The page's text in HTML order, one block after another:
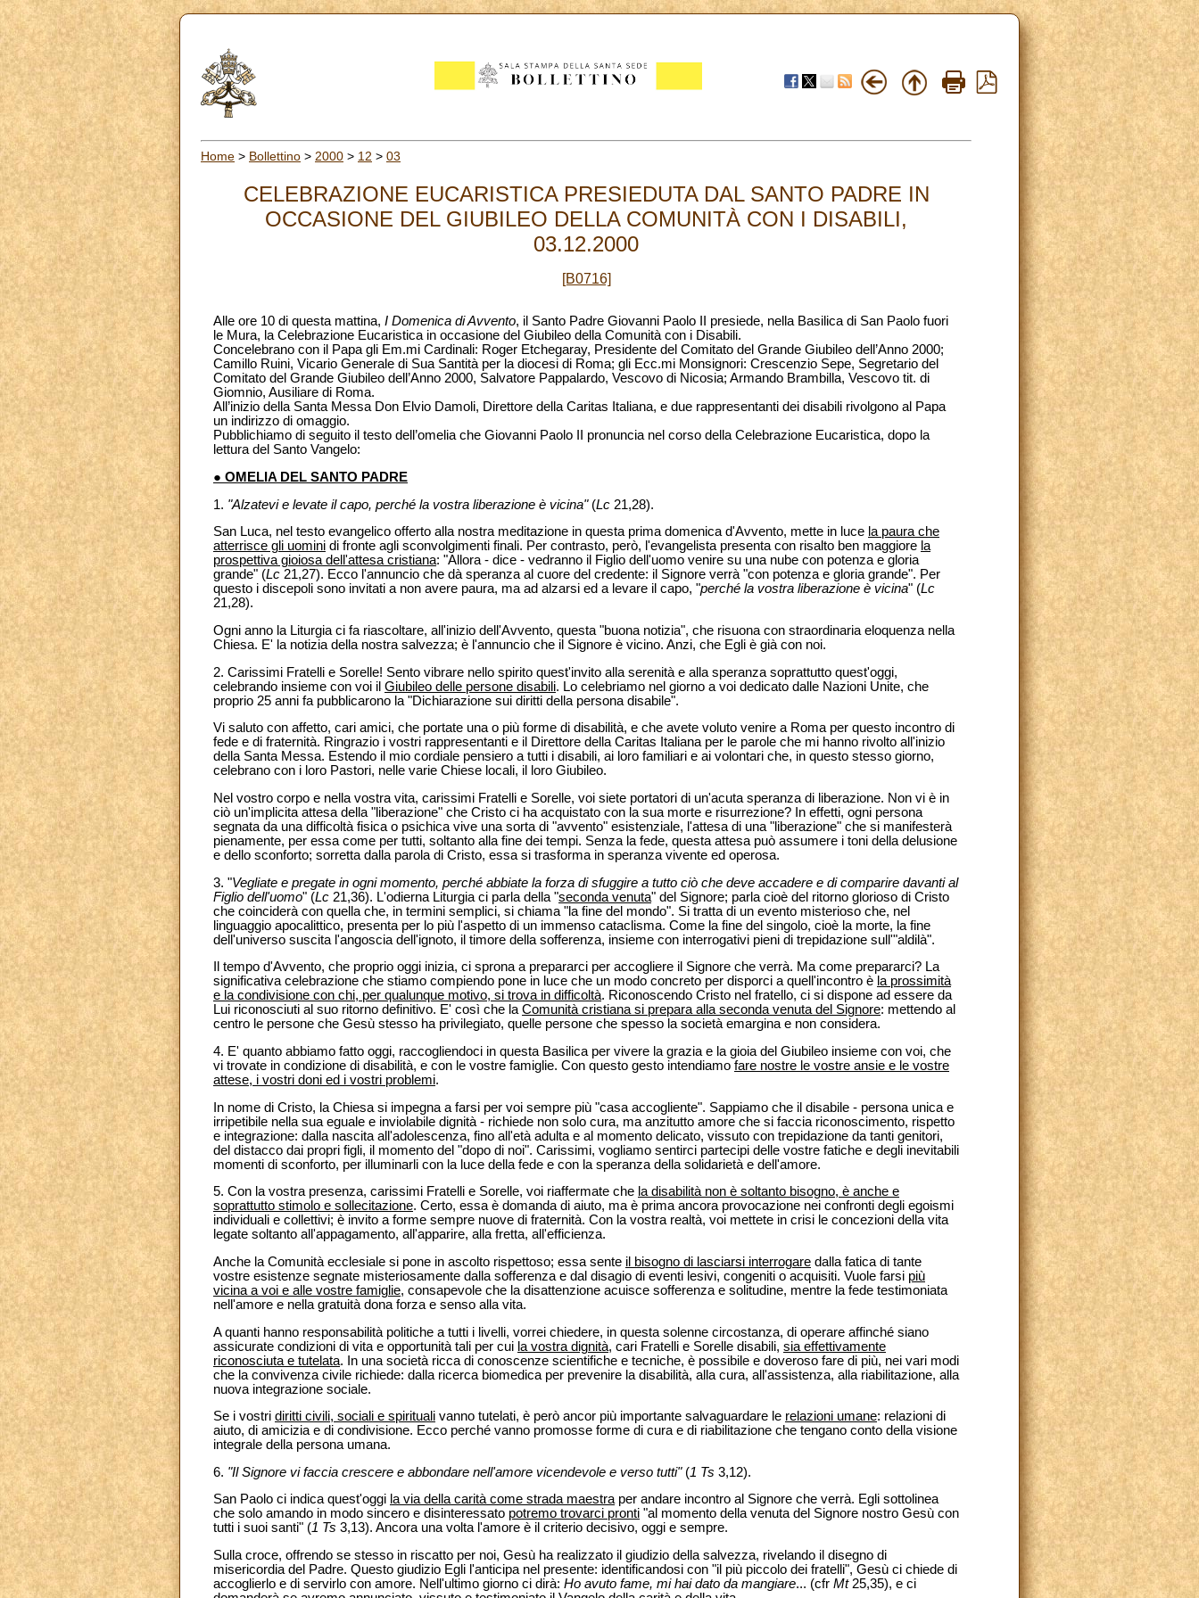
Home > Bollettino > 2000 > 12 > 03
CELEBRAZIONE EUCARISTICA PRESIEDUTA DAL SANTO PADRE IN
OCCASIONE DEL GIUBILEO DELLA COMUNITÀ CON I DISABILI,
03.12.2000
[B0716]
Alle ore 10 di questa mattina, I Domenica di Avvento, il Santo Padre Giovanni Paolo II presiede, nella Basilica di San Paolo fuori
le Mura, la Celebrazione Eucaristica in occasione del Giubileo della Comunità con i Disabili.
Concelebrano con il Papa gli Em.mi Cardinali: Roger Etchegaray, Presidente del Comitato del Grande Giubileo dell’Anno 2000;
Camillo Ruini, Vicario Generale di Sua Santità per la diocesi di Roma; gli Ecc.mi Monsignori: Crescenzio Sepe, Segretario del
Comitato del Grande Giubileo dell’Anno 2000, Salvatore Pappalardo, Vescovo di Nicosia; Armando Brambilla, Vescovo tit. di
Giomnio, Ausiliare di Roma.
All’inizio della Santa Messa Don Elvio Damoli, Direttore della Caritas Italiana, e due rappresentanti dei disabili rivolgono al Papa
un indirizzo di omaggio.
Pubblichiamo di seguito il testo dell’omelia che Giovanni Paolo II pronuncia nel corso della Celebrazione Eucaristica, dopo la
lettura del Santo Vangelo:
● OMELIA DEL SANTO PADRE
1. "Alzatevi e levate il capo, perché la vostra liberazione è vicina"(Lc 21,28).
San Luca, nel testo evangelico offerto alla nostra meditazione in questa prima domenica d'Avvento, mette in luce la paura che
atterrisce gli uomini di fronte agli sconvolgimenti finali. Per contrasto, però, l'evangelista presenta con risalto ben maggiore la
prospettiva gioiosa dell'attesa cristiana: "Allora - dice - vedranno il Figlio dell'uomo venire su una nube con potenza e gloria
grande" (Lc 21,27). Ecco l'annuncio che dà speranza al cuore del credente: il Signore verrà "con potenza e gloria grande". Per
questo i discepoli sono invitati a non avere paura, ma ad alzarsi ed a levare il capo, "perché la vostra liberazione è vicina" (Lc
21,28).
Ogni anno la Liturgia ci fa riascoltare, all'inizio dell'Avvento, questa "buona notizia", che risuona con straordinaria eloquenza nella
Chiesa. E' la notizia della nostra salvezza; è l'annuncio che il Signore è vicino. Anzi, che Egli è già con noi.
2. Carissimi Fratelli e Sorelle! Sento vibrare nello spirito quest'invito alla serenità e alla speranza soprattutto quest'oggi,
celebrando insieme con voi il Giubileo delle persone disabili. Lo celebriamo nel giorno a voi dedicato dalle Nazioni Unite, che
proprio 25 anni fa pubblicarono la "Dichiarazione sui diritti della persona disabile".
Vi saluto con affetto, cari amici, che portate una o più forme di disabilità, e che avete voluto venire a Roma per questo incontro di
fede e di fraternità. Ringrazio i vostri rappresentanti e il Direttore della Caritas Italiana per le parole che mi hanno rivolto all'inizio
della Santa Messa. Estendo il mio cordiale pensiero a tutti i disabili, ai loro familiari e ai volontari che, in questo stesso giorno,
celebrano con i loro Pastori, nelle varie Chiese locali, il loro Giubileo.
Nel vostro corpo e nella vostra vita, carissimi Fratelli e Sorelle, voi siete portatori di un'acuta speranza di liberazione. Non vi è in
ciò un'implicita attesa della "liberazione" che Cristo ci ha acquistato con la sua morte e risurrezione? In effetti, ogni persona
segnata da una difficoltà fisica o psichica vive una sorta di "avvento" esistenziale, l'attesa di una "liberazione" che si manifesterà
pienamente, per essa come per tutti, soltanto alla fine dei tempi. Senza la fede, questa attesa può assumere i toni della delusione
e dello sconforto; sorretta dalla parola di Cristo, essa si trasforma in speranza vivente ed operosa.
3. "Vegliate e pregate in ogni momento, perché abbiate la forza di sfuggire a tutto ciò che deve accadere e di comparire davanti al
Figlio dell'uomo" (Lc 21,36). L'odierna Liturgia ci parla della "seconda venuta" del Signore; parla cioè del ritorno glorioso di Cristo
che coinciderà con quella che, in termini semplici, si chiama "la fine del mondo". Si tratta di un evento misterioso che, nel
linguaggio apocalittico, presenta per lo più l'aspetto di un immenso cataclisma. Come la fine del singolo, cioè la morte, la fine
dell'universo suscita l'angoscia dell'ignoto, il timore della sofferenza, insieme con interrogativi pieni di trepidazione sull'"aldilà".
Il tempo d'Avvento, che proprio oggi inizia, ci sprona a prepararci per accogliere il Signore che verrà. Ma come prepararci? La
significativa celebrazione che stiamo compiendo pone in luce che un modo concreto per disporci a quell'incontro è la prossimità
e la condivisione con chi, per qualunque motivo, si trova in difficoltà. Riconoscendo Cristo nel fratello, ci si dispone ad essere da
Lui riconosciuti al suo ritorno definitivo. E' così che laComunità cristiana si prepara alla seconda venuta del Signore: mettendo al
centro le persone che Gesù stesso ha privilegiato, quelle persone che spesso la società emargina e non considera.
4. E' quanto abbiamo fatto oggi, raccogliendoci in questa Basilica per vivere la grazia e la gioia del Giubileo insieme con voi, che
vi trovate in condizione di disabilità, e con le vostre famiglie. Con questo gesto intendiamo fare nostre le vostre ansie e le vostre
attese, i vostri doni ed i vostri problemi.
In nome di Cristo, la Chiesa si impegna a farsi per voi sempre più "casa accogliente". Sappiamo che il disabile - persona unica e
irripetibile nella sua eguale e inviolabile dignità - richiede non solo cura, ma anzitutto amore che si faccia riconoscimento, rispetto
e integrazione: dalla nascita all'adolescenza, fino all'età adulta e al momento delicato, vissuto con trepidazione da tanti genitori,
del distacco dai propri figli, il momento del "dopo di noi". Carissimi, vogliamo sentirci partecipi delle vostre fatiche e degli inevitabili
momenti di sconforto, per illuminarli con la luce della fede e con la speranza della solidarietà e dell'amore.
5. Con la vostra presenza, carissimi Fratelli e Sorelle, voi riaffermate che la disabilità non è soltanto bisogno, è anche e
soprattutto stimolo e sollecitazione. Certo, essa è domanda di aiuto, ma è prima ancora provocazione nei confronti degli egoismi
individuali e collettivi; è invito a forme sempre nuove di fraternità. Con la vostra realtà, voi mettete in crisi le concezioni della vita
legate soltanto all'appagamento, all'apparire, alla fretta, all'efficienza.
Anche la Comunità ecclesiale si pone in ascolto rispettoso; essa sente il bisogno di lasciarsi interrogare dalla fatica di tante
vostre esistenze segnate misteriosamente dalla sofferenza e dal disagio di eventi lesivi, congeniti o acquisiti. Vuole farsi più
vicina a voi e alle vostre famiglie, consapevole che la disattenzione acuisce sofferenza e solitudine, mentre la fede testimoniata
nell'amore e nella gratuità dona forza e senso alla vita.
A quanti hanno responsabilità politiche a tutti i livelli, vorrei chiedere, in questa solenne circostanza, di operare affinché siano
assicurate condizioni di vita e opportunità tali per cui la vostra dignità, cari Fratelli e Sorelle disabili, sia effettivamente
riconosciuta e tutelata. In una società ricca di conoscenze scientifiche e tecniche, è possibile e doveroso fare di più, nei vari modi
che la convivenza civile richiede: dalla ricerca biomedica per prevenire la disabilità, alla cura, all'assistenza, alla riabilitazione, alla
nuova integrazione sociale.
Se i vostri diritti civili, sociali e spirituali vanno tutelati, è però ancor più importante salvaguardare le relazioni umane: relazioni di
aiuto, di amicizia e di condivisione. Ecco perché vanno promosse forme di cura e di riabilitazione che tengano conto della visione
integrale della persona umana.
6. "Il Signore vi faccia crescere e abbondare nell'amore vicendevole e verso tutti"(1 Ts 3,12).
San Paolo ci indica quest'oggi la via della carità come strada maestraper andare incontro al Signore che verrà. Egli sottolinea
che solo amando in modo sincero e disinteressato potremo trovarci pronti "al momento della venuta del Signore nostro Gesù con
tutti i suoi santi" (1 Ts 3,13). Ancora una volta l'amore è il criterio decisivo, oggi e sempre.
Sulla croce, offrendo se stesso in riscatto per noi, Gesù ha realizzato il giudizio della salvezza, rivelando il disegno di
misericordia del Padre. Questo giudizio Egli l'anticipa nel presente: identificandosi con "il più piccolo dei fratelli", Gesù ci chiede di
accoglierlo e di servirlo con amore. Nell'ultimo giorno ci dirà: Ho avuto fame, mi hai dato da mangiare... (cfr Mt25,35), e ci